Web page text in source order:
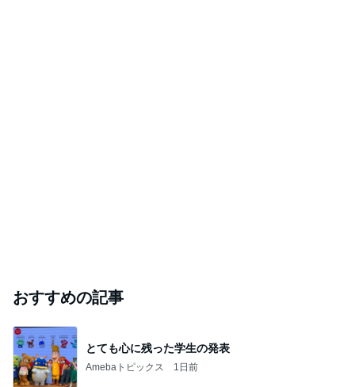
おすすめの記事
とても心に残った学生の発表
Amebaトピックス 1日前